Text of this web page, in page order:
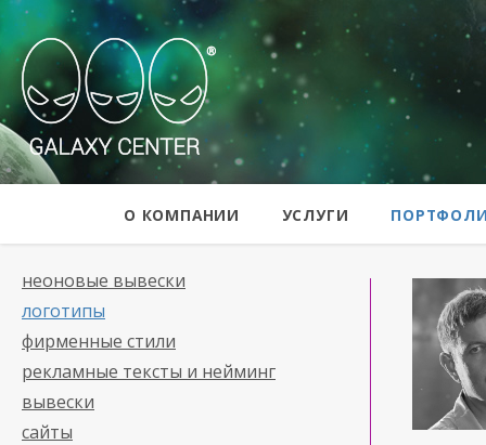
Galaxy Center
О КОМПАНИИ УСЛУГИ
неоновые вывески
логотипы
фирменные стили
рекламные тексты и нейминг
вывески
сайты